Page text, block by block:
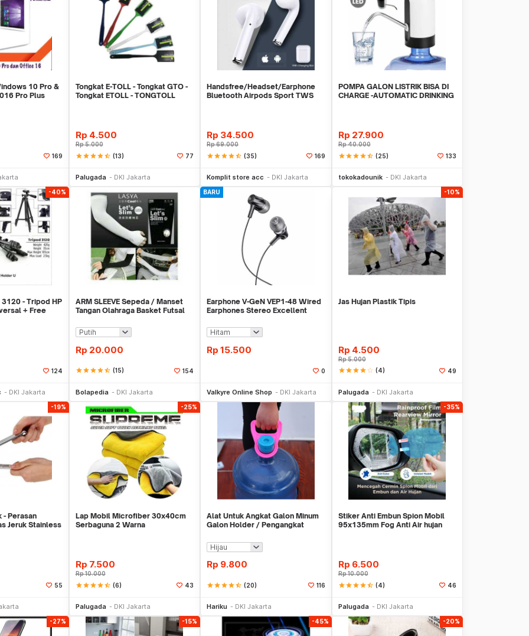
10 Pro &
Pro Plus
169
Tongkat E-TOLL - Tongkat GTO -
Tongkat ETOLL - TONGTOLL
Rp 4.500
Rp5.000
starstarstarstarstar_half (13) 77
Palugada DKI Jakarta
Handsfree/Headset/Earphone
Bluetooth Airpods Sport TWS
Rp 34.500
Rp69.000
starstarstarstarstar_half (35) 169
Komplit store acc DKI Jakarta
POMPA GALON LISTRIK BISA DI
CHARGE -AUTOMATIC DRINKING
Rp 27.900
Rp40.000
starstarstarstarstar_half (25) 133
tokokadounik DKI Jakarta
-40%
- Tripod HP
+ Free
124
DKI Jakarta
ARM SLEEVE Sepeda / Manset
Tangan Olahraga Basket Futsal
Rp 20.000
starstarstarstarstar_half (15) 154
Bolapedia DKI Jakarta
BARU
Earphone V-GeN VEP1-48 Wired
Earphones Stereo Excellent
Rp 15.500
0
Valkyre Online Shop DKI Jakarta
-10%
Jas Hujan Plastik Tipis
Rp 4.500
Rp5.000
starstarstarstarstar_border (4) 49
Palugada DKI Jakarta
-19%
- Perasan
Jeruk Stainless
55
-25%
Lap Mobil Microfiber 30x40cm
Serbaguna 2 Warna
Rp 7.500
Rp10.000
starstarstarstarstar_half (6) 43
Palugada DKI Jakarta
Alat Untuk Angkat Galon Minum
Galon Holder / Pengangkat
Rp 9.800
starstarstarstarstar_half (20) 116
Hariku DKI Jakarta
-35%
Stiker Anti Embun Spion Mobil
95x135mm Fog Anti Air hujan
Rp 6.500
Rp10.000
starstarstarstarstar_half (4) 46
Palugada DKI Jakarta
-27% -15% -45% -20%